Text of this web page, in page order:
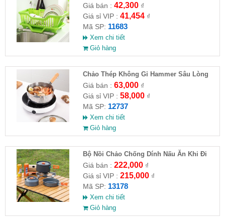
Giá bán : 42,300₫
Giá sỉ VIP : 41,454₫
Mã SP: 11683
Xem chi tiết
Giỏ hàng
Chảo Thép Không Gỉ Hammer Sâu Lòng
Giá bán : 63,000₫
Giá sỉ VIP : 58,000₫
Mã SP: 12737
Xem chi tiết
Giỏ hàng
Bộ Nồi Chảo Chống Dính Nấu Ăn Khi Đi
Du Lịch 8 Món
Giá bán : 222,000₫
Giá sỉ VIP : 215,000₫
Mã SP: 13178
Xem chi tiết
Giỏ hàng